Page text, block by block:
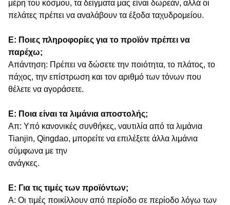
μέρη του κόσμου, τα δείγματα μας είναι δωρεάν, αλλά οι
πελάτες πρέπει να αναλάβουν τα έξοδα ταχυδρομείου.
Ε: Ποιες πληροφορίες για το προϊόν πρέπει να
παρέχω;
Απάντηση: Πρέπει να δώσετε την ποιότητα, το πλάτος, το
πάχος, την επίστρωση και τον αριθμό των τόνων που
θέλετε να αγοράσετε.
Ε: Ποια είναι τα λιμάνια αποστολής;
Απ: Υπό κανονικές συνθήκες, ναυτιλία από τα λιμάνια
Tianjin, Qingdao, μπορείτε να επιλέξετε άλλα λιμάνια
σύμφωνα με την
ανάγκες.
Ε: Για τις τιμές των προϊόντων;
Α: Οι τιμές ποικίλλουν από περίοδο σε περίοδο λόγω των